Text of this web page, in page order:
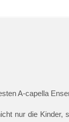
A-capella
nur die Kinder,